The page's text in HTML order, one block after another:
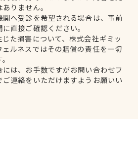
りません。
へ受診を希望される場合は、事前
直接ご確認ください。
た損害について、株式会社ギミッ
ルネスではその賠償の責任を一切
は、お手数ですがお問い合わせフ
連絡をいただけますようお願いい